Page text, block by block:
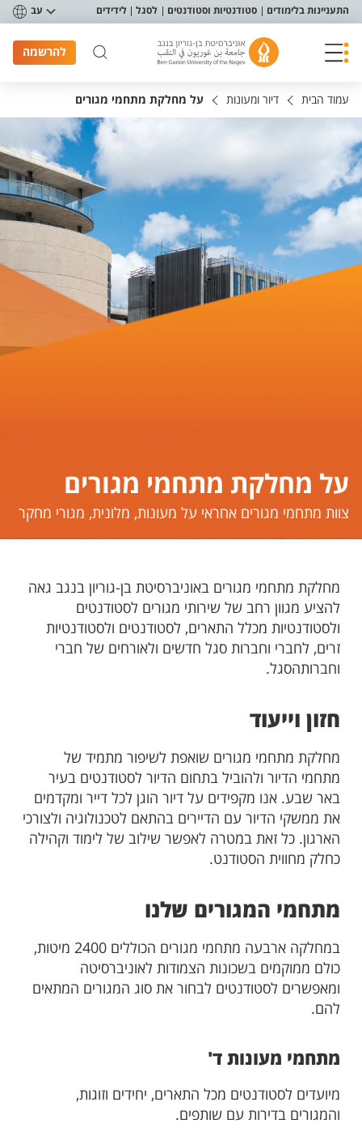
תפריט נגישות
התעניינות בלימודים סטודנטיות וסטודנטים לסגל לידידים עב
להרשמה
עמוד הבית דיור ומעונות על מחלקת מתחמי מגורים
על מחלקת מתחמי מגורים
​​​​​צוות מתחמי מגורים אחראי על מעונות, מלונית, מגורי מחקר
מחלקת מתחמי מגורים באוניברסיטת בן-גוריון בנגב גאה
להציע מגוון רחב של שירותי מגורים לסטודנטים
ולסטודנטיות מכלל התארים, לסטודנטים ולסטודנטיות
זרים, לחברי וחברות סגל חדשים ולאורחים של חברי
וחברותהסגל.
חזון וייעוד
מחלקת מתחמי מגורים שואפת לשיפור מתמיד של
מתחמי הדיור ולהוביל בתחום הדיור לסטודנטים בעיר
באר שבע. אנו מקפידים על דיור הוגן לכל דייר ומקדמים
את ממשקי הדיור עם הדיירים בהתאם לטכנולוגיה ולצורכי
הארגון. כל זאת במטרה לאפשר שילוב של לימוד וקהילה
כחלק מחווית הסטודנט.
מתחמי המגורים שלנו
במחלקה ארבעה מתחמי מגורים הכוללים 2400 מיטות,
כולם ממוקמים בשכונות הצמודות לאוניברסיטה
ומאפשרים לסטודנטים לבחור את סוג המגורים המתאים
להם.
מתחמי מעונות ד'
מיועדים לסטודנטים מכל התארים, יחידים וזוגות,
והמגורים בדירות עם שותפים.